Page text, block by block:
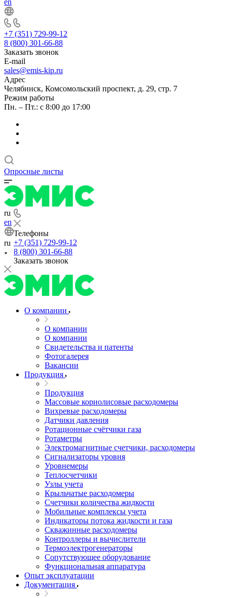
en
+7 (351) 729-99-12
8 (800) 301-66-88
Заказать звонок
E-mail
sales@emis-kip.ru
Адрес
Челябинск, Комсомольский проспект, д. 29, стр. 7
Режим работы
Пн. – Пт.: с 8:00 до 17:00
Опросные листы
ru
en
ru
Телефоны
+7 (351) 729-99-12
8 (800) 301-66-88
Заказать звонок
О компании
О компании
О компании
Свидетельства и патенты
Фотогалерея
Вакансии
Продукция
Продукция
Массовые кориолисовые расходомеры
Вихревые расходомеры
Датчики давления
Ротационные счётчики газа
Ротаметры
Электромагнитные счетчики, расходомеры
Сигнализаторы уровня
Уровнемеры
Теплосчетчики
Узлы учета
Крыльчатые расходомеры
Счетчики количества жидкости
Мобильные комплексы учета
Индикаторы потока жидкости и газа
Скважинные расходомеры
Контроллеры и вычислители
Термоэлектрогенераторы
Сопутствующее оборудование
Функциональная аппаратура
Опыт эксплуатации
Документация